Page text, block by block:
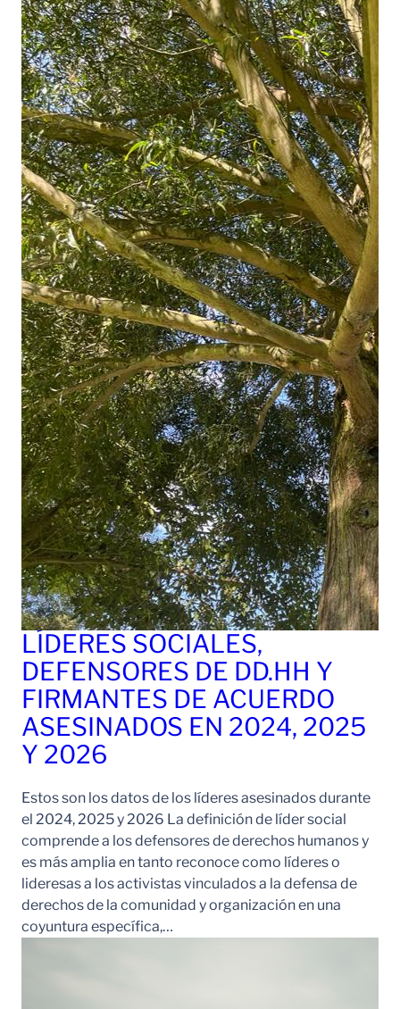
LÍDERES SOCIALES,
DEFENSORES DE DD.HH Y
FIRMANTES DE ACUERDO
ASESINADOS EN 2024, 2025
Y 2026
Estos son los datos de los líderes asesinados durante
el 2024, 2025 y 2026 La definición de líder social
comprende a los defensores de derechos humanos y
es más amplia en tanto reconoce como líderes o
lideresas a los activistas vinculados a la defensa de
derechos de la comunidad y organización en una
coyuntura específica,…